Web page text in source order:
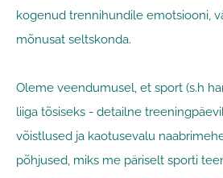
kogenud trennihundile emotsiooni,
mõnusat seltskonda.
Oleme veendumusel, et sport (s.h
liiga tõsiseks - detailne
võistlused ja kaotusevalu
põhjused, miks me päriselt sporti